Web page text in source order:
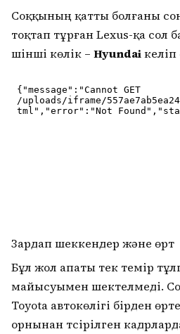
Соққының қатты болғаны
тоқтап тұрған Lexus-қа сол
үшінші көлік – Hyundaiкеліп
Зардап шеккендер және өрт
Бұл жол апаты тек темір
майысуымен шектелмеді.
Toyota автокөлігі бірден
орнынан түсірілген